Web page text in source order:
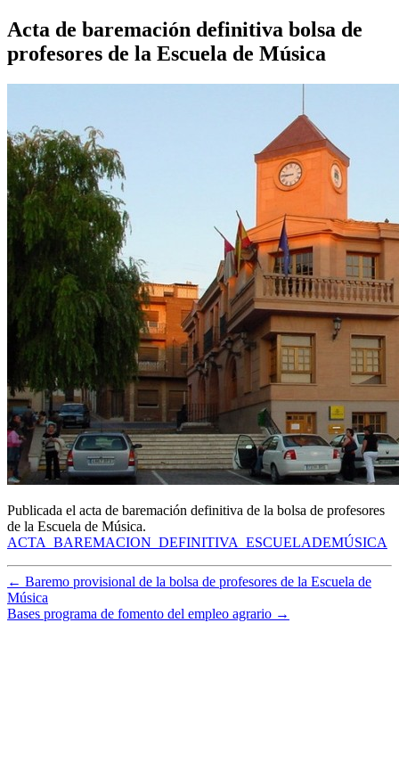
Acta de baremación definitiva bolsa de
profesores de la Escuela de Música
Publicada el acta de baremación definitiva de la bolsa de profesores
de la Escuela de Música.
ACTA_BAREMACION_DEFINITIVA_ESCUELADEMÚSICA
← Baremo provisional de la bolsa de profesores de la Escuela de
Música
Bases programa de fomento del empleo agrario →